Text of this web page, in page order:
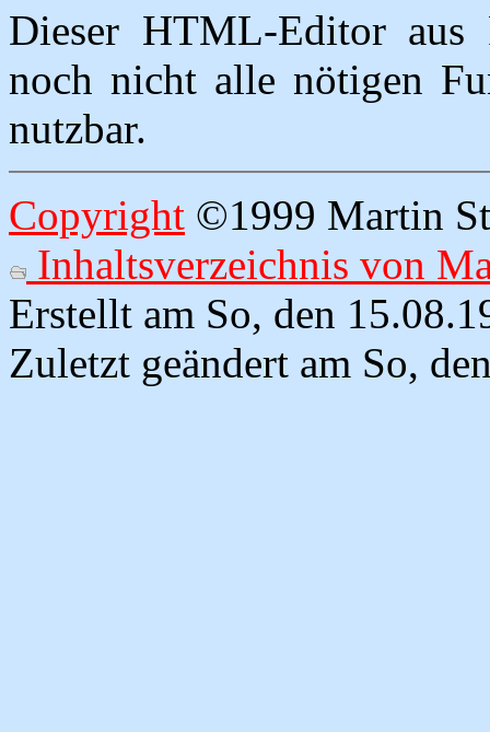
Dieser HTML-Editor
noch nicht alle nötigen
nutzbar.
Copyright ©1999 Martin
Inhaltsverzeichnis von
Erstellt am So, den
Zuletzt geändert am So,